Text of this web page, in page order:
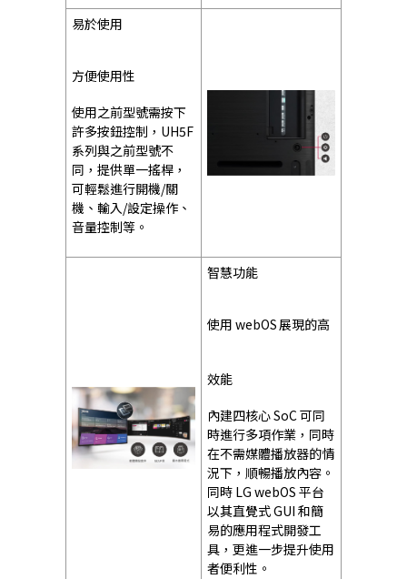
易於使用
方便使用性
使用之前型號需按下
許多按鈕控制，UH5F
系列與之前型號不
同，提供單一搖桿，
可輕鬆進行開機/關
機、輸入/設定操作、
音量控制等。
智慧功能
使用 webOS 展現的高
效能
內建四核心 SoC 可同
時進行多項作業，同時
在不需媒體播放器的情
況下，順暢播放內容。
同時 LG webOS 平台
以其直覺式 GUI 和簡
易的應用程式開發工
具，更進一步提升使用
者便利性。